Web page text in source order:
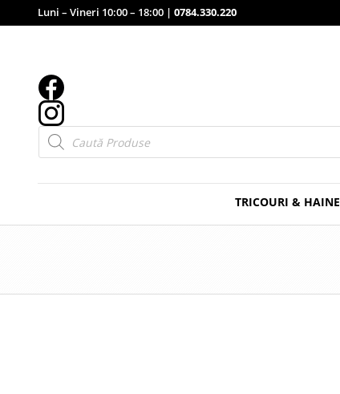
Luni – Vineri 10:00 – 18:00 | 0784.330.220
Products
search
TRICOURI & HAINE